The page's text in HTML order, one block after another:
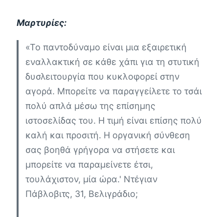
Μαρτυρίες:
«Το παντοδύναμο είναι μια εξαιρετική
εναλλακτική σε κάθε χάπι για τη στυτική
δυσλειτουργία που κυκλοφορεί στην
αγορά. Μπορείτε να παραγγείλετε το τσάι
πολύ απλά μέσω της επίσημης
ιστοσελίδας του. Η τιμή είναι επίσης πολύ
καλή και προσιτή. Η οργανική σύνθεση
σας βοηθά γρήγορα να στήσετε και
μπορείτε να παραμείνετε έτσι,
τουλάχιστον, μία ώρα.' Ντέγιαν
Πάβλοβιτς, 31, Βελιγράδιο;